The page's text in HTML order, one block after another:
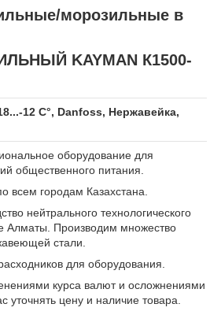
морозильные в
KAYMAN К1500-
12 C°, Danfoss, Нержавейка,
оборудование для
общественного питания.
всем городам Казахстана.
нейтрального технологического
Алматы. Производим множество
стали.
для оборудования.
курса валют и осложнениями
уточнять цену и наличие товара.